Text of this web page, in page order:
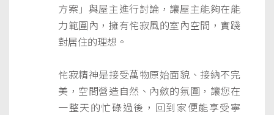
方案」與屋主進行討論，讓屋主能夠在能
力範圍內，擁有侘寂風的室內空間，實踐
對居住的理想。
侘寂精神是接受萬物原始面貌、接納不完
美，空間營造自然、內斂的氛圍，讓您在
一整天的忙碌過後，回到家便能享受寧